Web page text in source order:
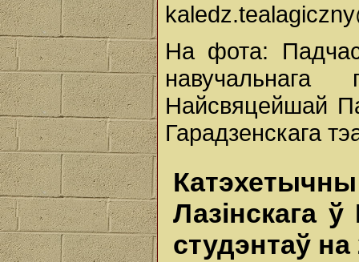
На фота:
Найсвяцейшай
Гарадзенскага
Лазінскага
студэнтаў